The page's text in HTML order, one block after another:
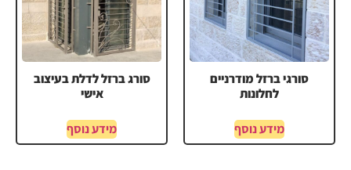
סורגי ברזל מודרניים
לחלונות
מידע נוסף
סורג ברזל לדלת בעיצוב
אישי
מידע נוסף